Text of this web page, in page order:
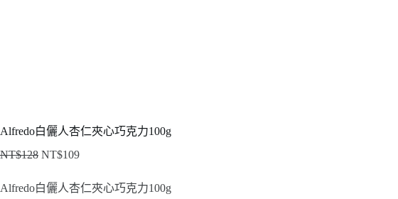
Alfredo白儷人杏仁夾心巧克力100g
NT$128 原
價
NT$109目
價
Alfredo白儷人杏仁夾心巧克力100g